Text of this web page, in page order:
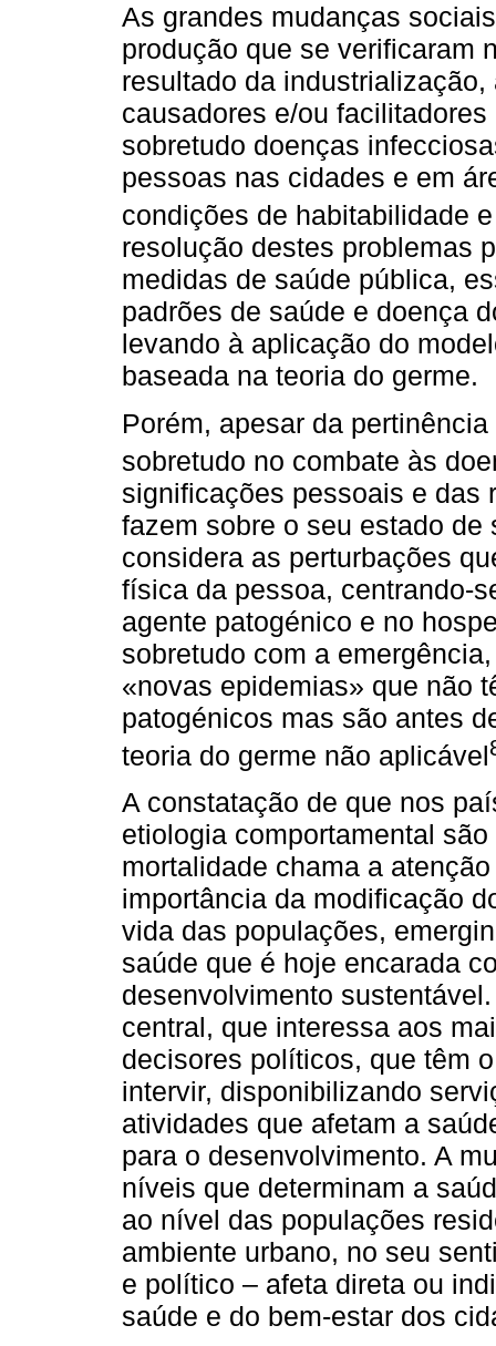
As grandes mudanças
produção que se verificaram
resultado da
causadores e/ou
sobretudo doenças
pessoas nas cidades e em
condições de habitabilidade
resolução destes problemas
medidas de saúde pública,
padrões de saúde e doença
levando à aplicação do
baseada na teoria do germe.
Porém, apesar da
sobretudo no combate às
significações pessoais e das
fazem sobre o seu estado
considera as perturbações
física da pessoa, centrando-
agente patogénico e no
sobretudo com a
«novas epidemias» que não
patogénicos mas são antes
teoria do germe não aplicável
A constatação de que nos
etiologia comportamental
mortalidade chama a
importância da modificação
vida das populações,
saúde que é hoje encarada
desenvolvimento
central, que interessa aos
decisores políticos, que têm
intervir, disponibilizando
atividades que afetam a
para o desenvolvimento. A
níveis que determinam a
ao nível das populações
ambiente urbano, no seu
e político – afeta direta ou
saúde e do bem-estar dos